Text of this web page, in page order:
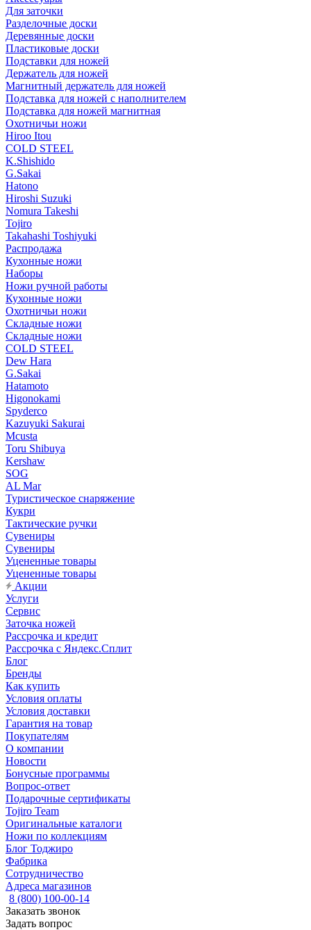
Для заточки
Разделочные доски
Деревянные доски
Пластиковые доски
Подставки для ножей
Держатель для ножей
Магнитный держатель для ножей
Подставка для ножей с наполнителем
Подставка для ножей магнитная
Охотничьи ножи
Hiroo Itou
COLD STEEL
K.Shishido
G.Sakai
Hatono
Hiroshi Suzuki
Nomura Takeshi
Tojiro
Takahashi Toshiyuki
Распродажа
Кухонные ножи
Наборы
Ножи ручной работы
Кухонные ножи
Охотничьи ножи
Складные ножи
Складные ножи
COLD STEEL
Dew Hara
G.Sakai
Hatamoto
Higonokami
Spyderco
Kazuyuki Sakurai
Mcusta
Toru Shibuya
Kershaw
SOG
AL Mar
Туристическое снаряжение
Кукри
Тактические ручки
Сувениры
Сувениры
Уцененные товары
Уцененные товары
Акции
Услуги
Сервис
Заточка ножей
Рассрочка и кредит
Рассрочка с Яндекс.Сплит
Блог
Бренды
Как купить
Условия оплаты
Условия доставки
Гарантия на товар
Покупателям
О компании
Новости
Бонусные программы
Вопрос-ответ
Подарочные сертификаты
Tojiro Team
Оригинальные каталоги
Ножи по коллекциям
Блог Тоджиро
Фабрика
Сотрудничество
Адреса магазинов
8 (800) 100-00-14
Заказать звонок
Задать вопрос